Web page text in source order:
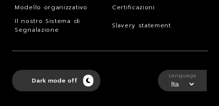
Modello organizzativo
Certificazioni
Il nostro Sistema di
Segnalazione
Slavery statement
Dark mode off
Language